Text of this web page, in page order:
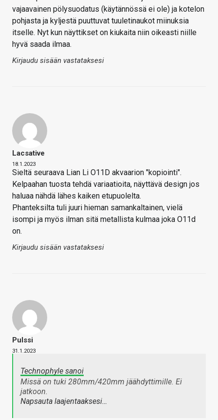
vajaavainen pölysuodatus (käytännössä ei ole) ja kotelon
pohjasta ja kyljestä puuttuvat tuuletinaukot miinuksia
itselle. Nyt kun näyttikset on kiukaita niin oikeasti niille
hyvä saada ilmaa.
Kirjaudu sisään vastataksesi
Lacsative
18.1.2023
Sieltä seuraava Lian Li O11D akvaarion "kopiointi".
Kelpaahan tuosta tehdä variaatioita, näyttävä design jos
haluaa nähdä lähes kaiken etupuolelta.
Phanteksilta tuli juuri hieman samankaltainen, vielä
isompi ja myös ilman sitä metallista kulmaa joka O11d
on.
Kirjaudu sisään vastataksesi
Pulssi
31.1.2023
Technophyle sanoi
Missä on tuki 280mm/420mm jäähdyttimille. Ei
jatkoon.
Napsauta laajentaaksesi…